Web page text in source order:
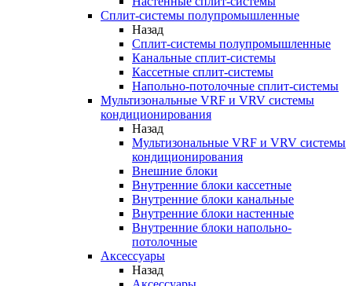
Сплит-системы полупромышленные
Назад
Сплит-системы полупромышленные
Канальные сплит-системы
Кассетные сплит-системы
Напольно-потолочные сплит-системы
Мультизональные VRF и VRV системы
кондиционирования
Назад
Мультизональные VRF и VRV системы
кондиционирования
Внешние блоки
Внутренние блоки кассетные
Внутренние блоки канальные
Внутренние блоки настенные
Внутренние блоки напольно-
потолочные
Аксессуары
Назад